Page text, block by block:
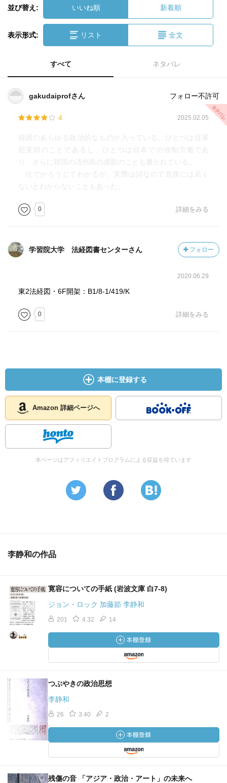
並び替え: いいね順 新着順
表示形式: リスト 全文
すべて ネタバレ
gakudaiprofさん フォロー不許可
4 2025.02.05
韓国のあらゆる政治的なものが入っている。ひとつは従軍
慰安婦のことであるし、ひとつは日本での強制労働であ
り、さらに韓国の済州島の虐殺のことも書かれている。
注でかろうじてわかるが、実際は詩なので直接には若く
ないとわからないこともあった。
0 詳細をみる
学習院大学 法経図書センターさん フォロー
2020.06.29
東2法経図・6F開架：B1/8-1/419/K
0 詳細をみる
本棚に登録する
Amazon 詳細ページへ
本ページはアフィリエイトプログラムによる収益を得ています
李静和の作品
寛容についての手紙 (岩波文庫 白7-8)
ジョン・ロック 加藤節 李静和
201 4.32 14
つぶやきの政治思想
李静和
26 3.40 2
残傷の音 「アジア・政治・アート」の未来へ